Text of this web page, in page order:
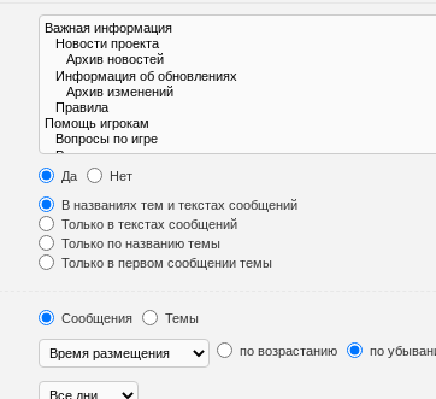
Да
Нет
В названиях тем и текстах сообщений
Только в текстах сообщений
Только по названию темы
Только в первом сообщении темы
Сообщения
Темы
по возрастанию по